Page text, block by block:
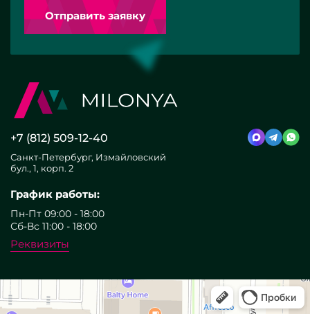
Отправить заявку
+7 (812) 509-12-40
Санкт-Петербург, Измайловский
бул., 1, корп. 2
График работы:
Пн-Пт 09:00 - 18:00
Сб-Вс 11:00 - 18:00
Реквизиты